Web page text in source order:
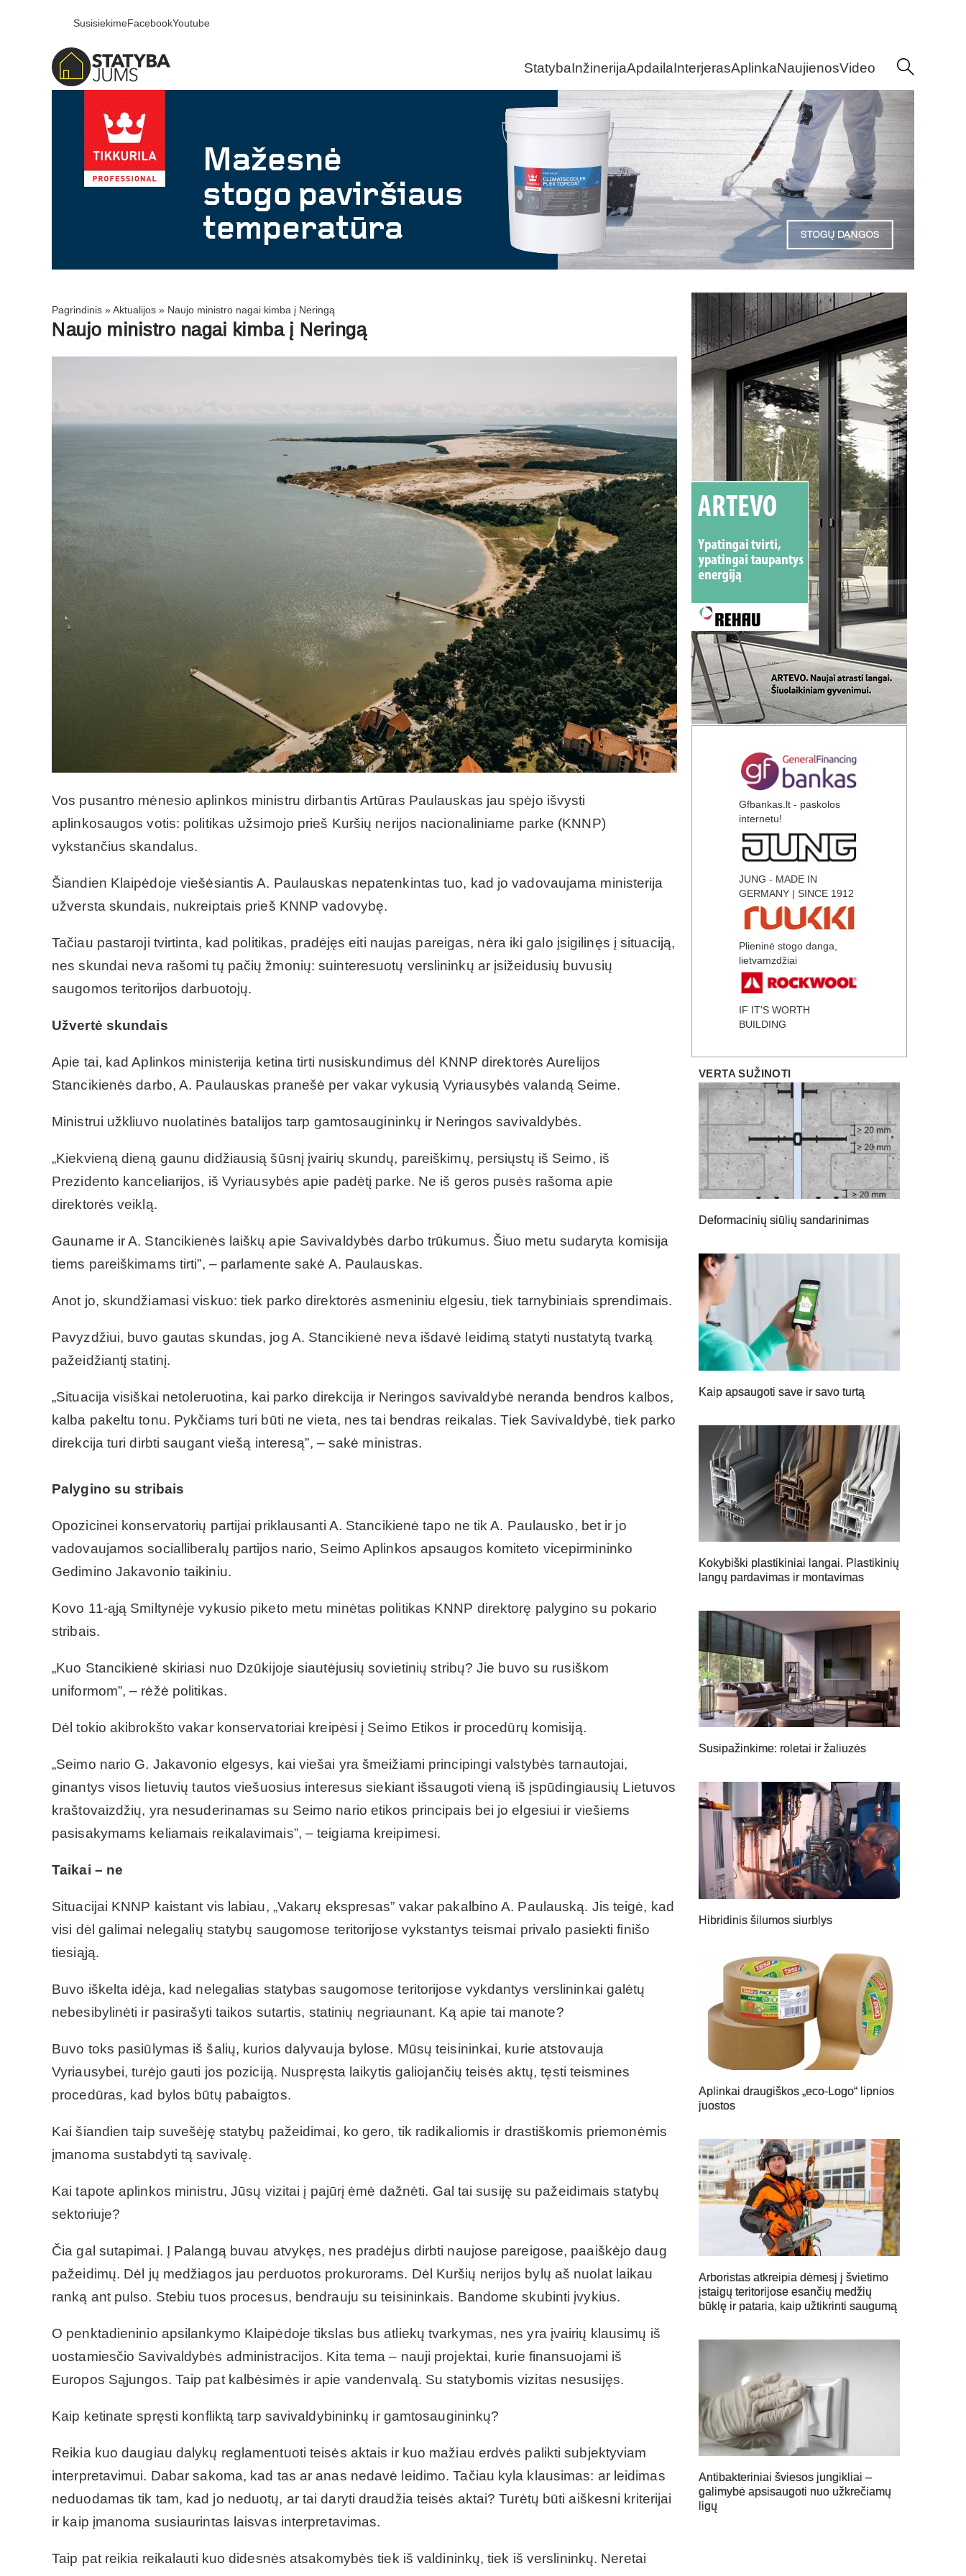
SusisiekimeFacebookYoutube
StatybaInžinerijaApdailaInterjerasAplinkaNaujienosVideo
Pagrindinis »Aktualijos » Naujo ministro nagai kimba į Neringą
Naujo ministro nagai kimba į Neringą
Vos pusantro mėnesio aplinkos ministru dirbantis Artūras Paulauskas jau spėjo išvysti
aplinkosaugos votis: politikas užsimojo prieš Kuršių nerijos nacionaliniame parke (KNNP)
vykstančius skandalus.
Šiandien Klaipėdoje viešėsiantis A. Paulauskas nepatenkintas tuo, kad jo vadovaujama ministerija
užversta skundais, nukreiptais prieš KNNP vadovybę.
Tačiau pastaroji tvirtinta, kad politikas, pradėjęs eiti naujas pareigas, nėra iki galo įsigilinęs į situaciją,
nes skundai neva rašomi tų pačių žmonių: suinteresuotų verslininkų ar įsižeidusių buvusių
saugomos teritorijos darbuotojų.
Užvertė skundais
Apie tai, kad Aplinkos ministerija ketina tirti nusiskundimus dėl KNNP direktorės Aurelijos
Stancikienės darbo, A. Paulauskas pranešė per vakar vykusią Vyriausybės valandą Seime.
Ministrui užkliuvo nuolatinės batalijos tarp gamtosaugininkų ir Neringos savivaldybės.
„Kiekvieną dieną gaunu didžiausią šūsnį įvairių skundų, pareiškimų, persiųstų iš Seimo, iš
Prezidento kanceliarijos, iš Vyriausybės apie padėtį parke. Ne iš geros pusės rašoma apie
direktorės veiklą.
Gauname ir A. Stancikienės laiškų apie Savivaldybės darbo trūkumus. Šiuo metu sudaryta komisija
tiems pareiškimams tirti”, – parlamente sakė A. Paulauskas.
Anot jo, skundžiamasi viskuo: tiek parko direktorės asmeniniu elgesiu, tiek tarnybiniais sprendimais.
Pavyzdžiui, buvo gautas skundas, jog A. Stancikienė neva išdavė leidimą statyti nustatytą tvarką
pažeidžiantį statinį.
„Situacija visiškai netoleruotina, kai parko direkcija ir Neringos savivaldybė neranda bendros kalbos,
kalba pakeltu tonu. Pykčiams turi būti ne vieta, nes tai bendras reikalas. Tiek Savivaldybė, tiek parko
direkcija turi dirbti saugant viešą interesą”, – sakė ministras.
Palygino su stribais
Opozicinei konservatorių partijai priklausanti A. Stancikienė tapo ne tik A. Paulausko, bet ir jo
vadovaujamos socialliberalų partijos nario, Seimo Aplinkos apsaugos komiteto vicepirmininko
Gedimino Jakavonio taikiniu.
Kovo 11-ąją Smiltynėje vykusio piketo metu minėtas politikas KNNP direktorę palygino su pokario
stribais.
„Kuo Stancikienė skiriasi nuo Dzūkijoje siautėjusių sovietinių stribų? Jie buvo su rusiškom
uniformom”, – rėžė politikas.
Dėl tokio akibrokšto vakar konservatoriai kreipėsi į Seimo Etikos ir procedūrų komisiją.
„Seimo nario G. Jakavonio elgesys, kai viešai yra šmeižiami principingi valstybės tarnautojai,
ginantys visos lietuvių tautos viešuosius interesus siekiant išsaugoti vieną iš įspūdingiausių Lietuvos
kraštovaizdžių, yra nesuderinamas su Seimo nario etikos principais bei jo elgesiui ir viešiems
pasisakymams keliamais reikalavimais”, – teigiama kreipimesi.
Taikai – ne
Situacijai KNNP kaistant vis labiau, „Vakarų ekspresas” vakar pakalbino A. Paulauską. Jis teigė, kad
visi dėl galimai nelegalių statybų saugomose teritorijose vykstantys teismai privalo pasiekti finišo
tiesiąją.
Buvo iškelta idėja, kad nelegalias statybas saugomose teritorijose vykdantys verslininkai galėtų
nebesibylinėti ir pasirašyti taikos sutartis, statinių negriaunant. Ką apie tai manote?
Buvo toks pasiūlymas iš šalių, kurios dalyvauja bylose. Mūsų teisininkai, kurie atstovauja
Vyriausybei, turėjo gauti jos poziciją. Nuspręsta laikytis galiojančių teisės aktų, tęsti teismines
procedūras, kad bylos būtų pabaigtos.
Kai šiandien taip suvešėję statybų pažeidimai, ko gero, tik radikaliomis ir drastiškomis priemonėmis
įmanoma sustabdyti tą savivalę.
Kai tapote aplinkos ministru, Jūsų vizitai į pajūrį ėmė dažnėti. Gal tai susiję su pažeidimais statybų
sektoriuje?
Čia gal sutapimai. Į Palangą buvau atvykęs, nes pradėjus dirbti naujose pareigose, paaiškėjo daug
pažeidimų. Dėl jų medžiagos jau perduotos prokurorams. Dėl Kuršių nerijos bylų aš nuolat laikau
ranką ant pulso. Stebiu tuos procesus, bendrauju su teisininkais. Bandome skubinti įvykius.
O penktadieninio apsilankymo Klaipėdoje tikslas bus atliekų tvarkymas, nes yra įvairių klausimų iš
uostamiesčio Savivaldybės administracijos. Kita tema – nauji projektai, kurie finansuojami iš
Europos Sąjungos. Taip pat kalbėsimės ir apie vandenvalą. Su statybomis vizitas nesusijęs.
Kaip ketinate spręsti konfliktą tarp savivaldybininkų ir gamtosaugininkų?
Reikia kuo daugiau dalykų reglamentuoti teisės aktais ir kuo mažiau erdvės palikti subjektyviam
interpretavimui. Dabar sakoma, kad tas ar anas nedavė leidimo. Tačiau kyla klausimas: ar leidimas
neduodamas tik tam, kad jo neduotų, ar tai daryti draudžia teisės aktai? Turėtų būti aiškesni kriterijai
ir kaip įmanoma susiaurintas laisvas interpretavimas.
Taip pat reikia reikalauti kuo didesnės atsakomybės tiek iš valdininkų, tiek iš verslininkų. Neretai
Gfbankas.lt - paskolos
internetu!
JUNG - MADE IN
GERMANY | SINCE 1912
Plieninė stogo danga,
lietvamzdžiai
IF IT'S WORTH
BUILDING
VERTA SUŽINOTI
Deformacinių siūlių sandarinimas
Kaip apsaugoti save ir savo turtą
Kokybiški plastikiniai langai. Plastikinių
langų pardavimas ir montavimas
Susipažinkime: roletai ir žaliuzės
Hibridinis šilumos siurblys
Aplinkai draugiškos „eco-Logo“ lipnios
juostos
Arboristas atkreipia dėmesį į švietimo
įstaigų teritorijose esančių medžių
būklę ir pataria, kaip užtikrinti saugumą
Antibakteriniai šviesos jungikliai –
galimybė apsisaugoti nuo užkrečiamų
ligų